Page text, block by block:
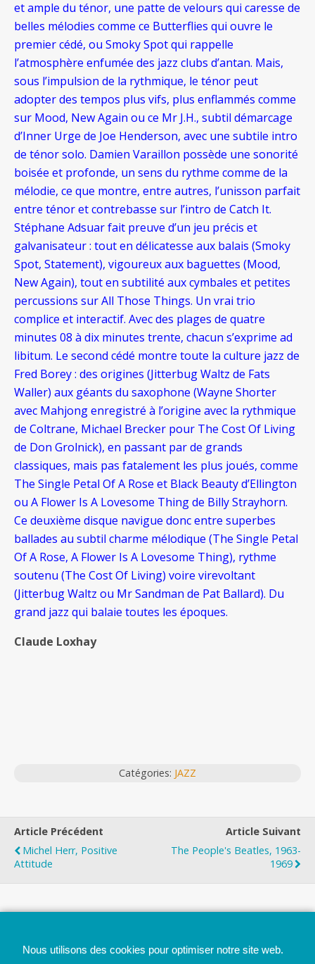
et ample du ténor, une patte de velours qui caresse de
belles mélodies comme ce Butterflies qui ouvre le
premier cédé, ou Smoky Spot qui rappelle
l’atmosphère enfumée des jazz clubs d’antan. Mais,
sous l’impulsion de la rythmique, le ténor peut
adopter des tempos plus vifs, plus enflammés comme
sur Mood, New Again ou ce Mr J.H., subtil démarcage
d’Inner Urge de Joe Henderson, avec une subtile intro
de ténor solo. Damien Varaillon possède une sonorité
boisée et profonde, un sens du rythme comme de la
mélodie, ce que montre, entre autres, l’unisson parfait
entre ténor et contrebasse sur l’intro de Catch It.
Stéphane Adsuar fait preuve d’un jeu précis et
galvanisateur : tout en délicatesse aux balais (Smoky
Spot, Statement), vigoureux aux baguettes (Mood,
New Again), tout en subtilité aux cymbales et petites
percussions sur All Those Things. Un vrai trio
complice et interactif. Avec des plages de quatre
minutes 08 à dix minutes trente, chacun s’exprime ad
libitum. Le second cédé montre toute la culture jazz de
Fred Borey : des origines (Jitterbug Waltz de Fats
Waller) aux géants du saxophone (Wayne Shorter
avec Mahjong enregistré à l’origine avec la rythmique
de Coltrane, Michael Brecker pour The Cost Of Living
de Don Grolnick), en passant par de grands
classiques, mais pas fatalement les plus joués, comme
The Single Petal Of A Rose et Black Beauty d’Ellington
ou A Flower Is A Lovesome Thing de Billy Strayhorn.
Ce deuxième disque navigue donc entre superbes
ballades au subtil charme mélodique (The Single Petal
Of A Rose, A Flower Is A Lovesome Thing), rythme
soutenu (The Cost Of Living) voire virevoltant
(Jitterbug Waltz ou Mr Sandman de Pat Ballard). Du
grand jazz qui balaie toutes les époques.
Claude Loxhay
Catégories: JAZZ
Article Précédent
Michel Herr, Positive
Attitude
Article Suivant
The People's Beatles, 1963-
1969
Nous utilisons des cookies pour optimiser notre site web.